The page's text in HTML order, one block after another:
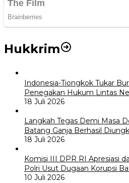
Hukkrim
Indonesia-Tiongkok Tukar
Penegakan Hukum Lintas
18 Juli 2026
Langkah Tegas Demi Masa
Batang Ganja Berhasil
18 Juli 2026
Komisi III DPR RI Apresiasi
Polri Usut Dugaan Korupsi
10 Juli 2026